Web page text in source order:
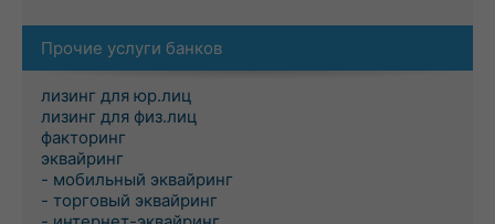
Прочие услуги банков
лизинг для юр.лиц
лизинг для физ.лиц
факторинг
эквайринг
- мобильный эквайринг
- торговый эквайринг